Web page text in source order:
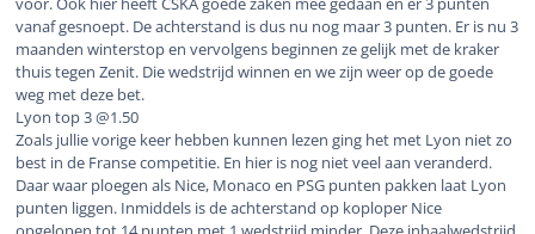
vanaf gesnoept. De achterstand is dus nu nog maar 3 punten. Er is nu 3
maanden winterstop en vervolgens beginnen ze gelijk met de kraker
thuis tegen Zenit. Die wedstrijd winnen en we zijn weer op de goede
weg met deze bet.
Lyon top 3 @1.50
Zoals jullie vorige keer hebben kunnen lezen ging het met Lyon niet zo
best in de Franse competitie. En hier is nog niet veel aan veranderd.
Daar waar ploegen als Nice, Monaco en PSG punten pakken laat Lyon
punten liggen. Inmiddels is de achterstand op koploper Nice